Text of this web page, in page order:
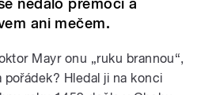
nedalo přemoci a
ani mečem.
Mayr onu „ruku brannou“,
Hledal ji na konci